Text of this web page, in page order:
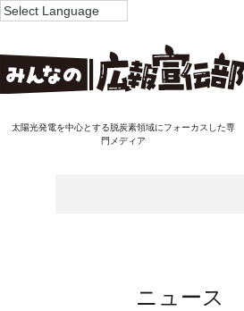
太陽光発電を中心とする脱炭素領域にフォーカスした専
門メディア
ニュース